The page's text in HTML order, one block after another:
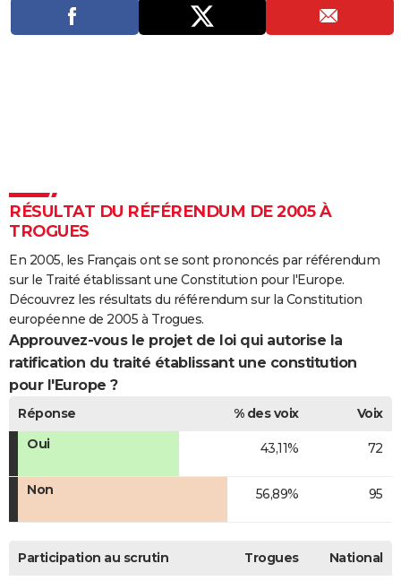
Destinations
Voyage nature
Voyage de noces
Dictionnaire
Biographies
Citations
Expressions
Proverbes
PROGRAMME TV
COPAINS D'AVANT
S'inscrire
Se connecter
Lycées
Collèges
Primaires
Universités
Entreprises
Service militaire
Avis de recherche
AVIS DE DÉCÈS
FORUM
Bricolage
Lifestyle
Culture
Sport
Auto
Television
Voyage
Cinema
RÉSULTAT DU RÉFÉRENDUM DE 2005 À
TROGUES
En 2005, les Français ont se sont prononcés par référendum
sur le Traité établissant une Constitution pour l'Europe.
Découvrez les résultats du référendum sur la Constitution
européenne de 2005 à Trogues.
Approuvez-vous le projet de loi qui autorise la
ratification du traité établissant une constitution
pour l'Europe ?
Réponse % des voix
Voix
Oui
43,11% 72
Non 56,89% 95
Participation au scrutin Trogues National